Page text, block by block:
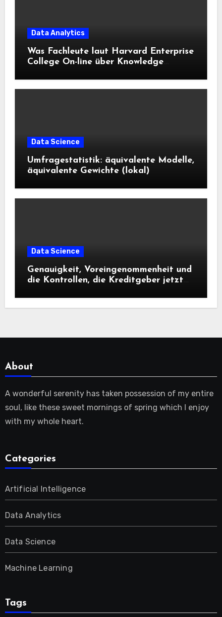
Data Analytics
Was Fachleute laut Harvard Enterprise
College On-line über Knowledge
Data Science
Umfragestatistik: äquivalente Modelle,
äquivalente Gewichte (lokal)
Data Science
Genauigkeit, Voreingenommenheit und
die Kontrollen, die Kreditgeber jetzt
About
A wonderful serenity has taken possession of my entire
soul, like these sweet mornings of spring which I enjoy
with my whole heart.
Categories
Artificial Intelligence
Data Analytics
Data Science
Machine Learning
Tags